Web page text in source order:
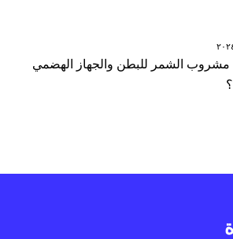
مشروب الشمر للبطن والجهاز الهضمي